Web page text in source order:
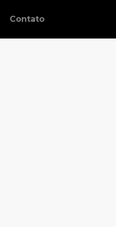
Contato